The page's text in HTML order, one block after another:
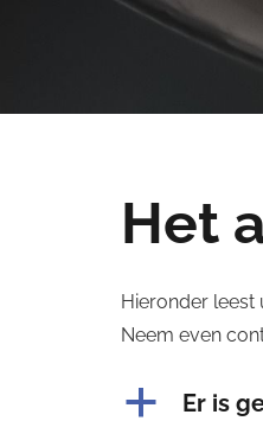
Het
Hieronder leest
Neem even
a Er is